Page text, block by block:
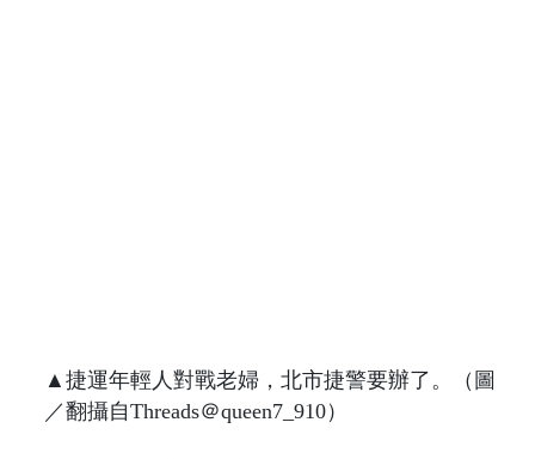
▲捷運年輕人對戰老婦，北市捷警要辦了。（圖
／翻攝自Threads＠queen7_910）